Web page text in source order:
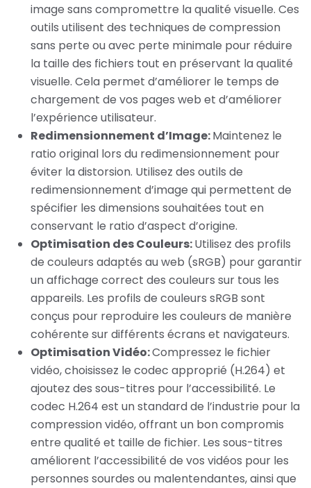
image sans compromettre la qualité visuelle. Ces
outils utilisent des techniques de compression
sans perte ou avec perte minimale pour réduire
la taille des fichiers tout en préservant la qualité
visuelle. Cela permet d’améliorer le temps de
chargement de vos pages web et d’améliorer
l’expérience utilisateur.
Redimensionnement d’Image:Maintenez le
ratio original lors du redimensionnement pour
éviter la distorsion. Utilisez des outils de
redimensionnement d’image qui permettent de
spécifier les dimensions souhaitées tout en
conservant le ratio d’aspect d’origine.
Optimisation des Couleurs:Utilisez des profils
de couleurs adaptés au web (sRGB) pour garantir
un affichage correct des couleurs sur tous les
appareils. Les profils de couleurs sRGB sont
conçus pour reproduire les couleurs de manière
cohérente sur différents écrans et navigateurs.
Optimisation Vidéo:Compressez le fichier
vidéo, choisissez le codec approprié (H.264) et
ajoutez des sous-titres pour l’accessibilité. Le
codec H.264 est un standard de l’industrie pour la
compression vidéo, offrant un bon compromis
entre qualité et taille de fichier. Les sous-titres
améliorent l’accessibilité de vos vidéos pour les
personnes sourdes ou malentendantes, ainsi que